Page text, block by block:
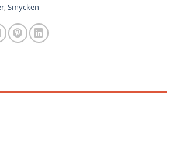
,Smycken